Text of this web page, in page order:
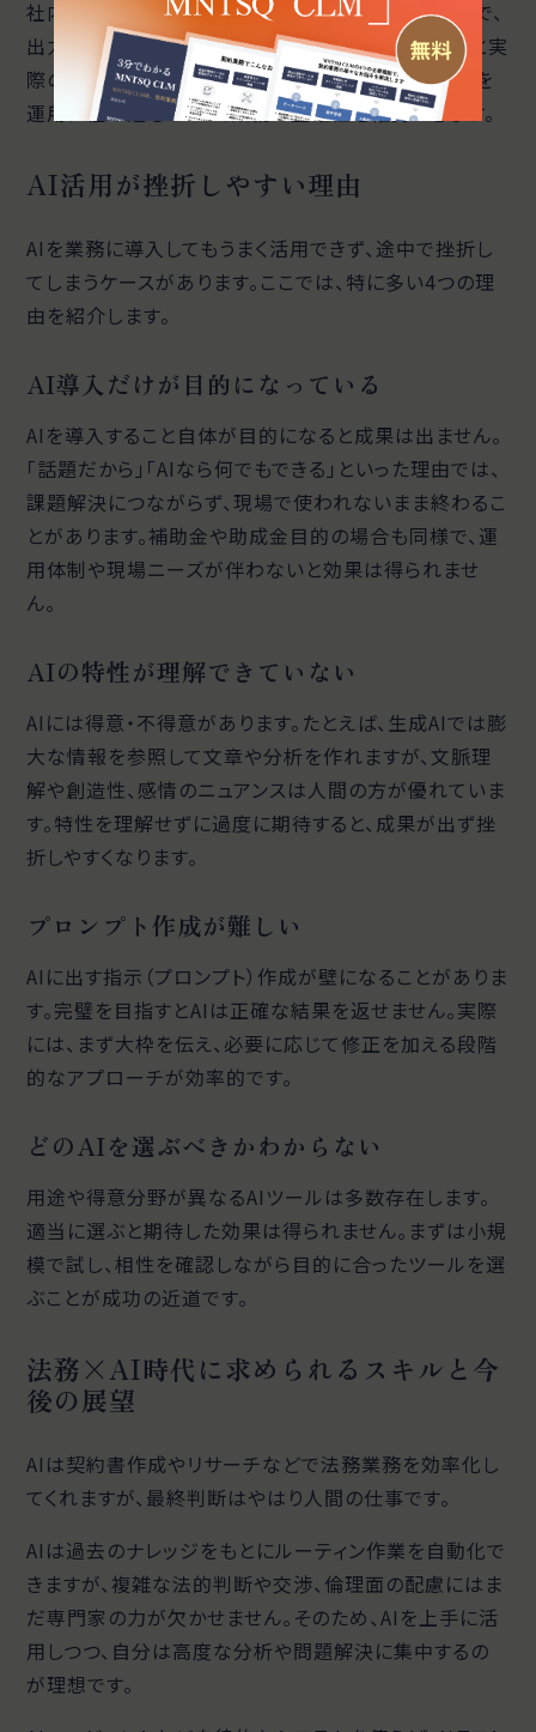
社内ナレッジを参照しながら文章を生成する仕組みで、
出力の精度と関連性を高められます。AIの出力内容と実
際の判断に差が生じた場合は、原因を分析し改善策を
運用に組み込むことで、業務の正確性を維持できます。
AI活用が挫折しやすい理由
AIを業務に導入してもうまく活用できず、途中で挫折し
てしまうケースがあります。ここでは、特に多い4つの理
由を紹介します。
AI導入だけが目的になっている
AIを導入すること自体が目的になると成果は出ません。
「話題だから」「AIなら何でもできる」といった理由では、
課題解決につながらず、現場で使われないまま終わるこ
とがあります。補助金や助成金目的の場合も同様で、運
用体制や現場ニーズが伴わないと効果は得られませ
ん。
AIの特性が理解できていない
AIには得意・不得意があります。たとえば、生成AIでは膨
大な情報を参照して文章や分析を作れますが、文脈理
解や創造性、感情のニュアンスは人間の方が優れていま
す。特性を理解せずに過度に期待すると、成果が出ず挫
折しやすくなります。
プロンプト作成が難しい
AIに出す指示（プロンプト）作成が壁になることがありま
す。完璧を目指すとAIは正確な結果を返せません。実際
には、まず大枠を伝え、必要に応じて修正を加える段階
的なアプローチが効率的です。
どのAIを選ぶべきかわからない
用途や得意分野が異なるAIツールは多数存在します。
適当に選ぶと期待した効果は得られません。まずは小規
模で試し、相性を確認しながら目的に合ったツールを選
ぶことが成功の近道です。
法務×AI時代に求められるスキルと今
後の展望
AIは契約書作成やリサーチなどで法務業務を効率化し
てくれますが、最終判断はやはり人間の仕事です。
AIは過去のナレッジをもとにルーティン作業を自動化で
きますが、複雑な法的判断や交渉、倫理面の配慮にはま
だ専門家の力が欠かせません。そのため、AIを上手に活
用しつつ、自分は高度な分析や問題解決に集中するの
が理想です。